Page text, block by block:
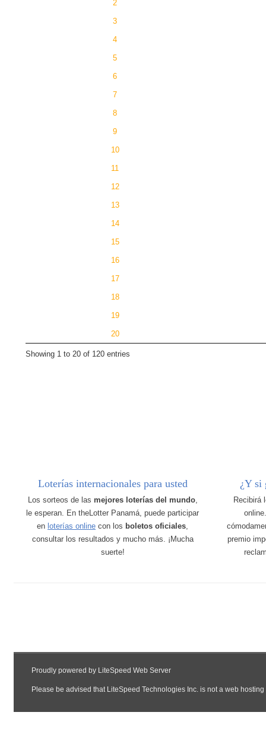
2
3
4
5
6
7
8
9
10
11
12
13
14
15
16
17
18
19
20
Showing 1 to 20 of 120 entries
Loterías internacionales para usted
Los sorteos de las mejores loterías del mundo,
le esperan. En theLotter Panamá, puede participar
en loterías online con los boletos oficiales,
consultar los resultados y mucho más. ¡Mucha
suerte!
¿Y si
Recibirá
premio